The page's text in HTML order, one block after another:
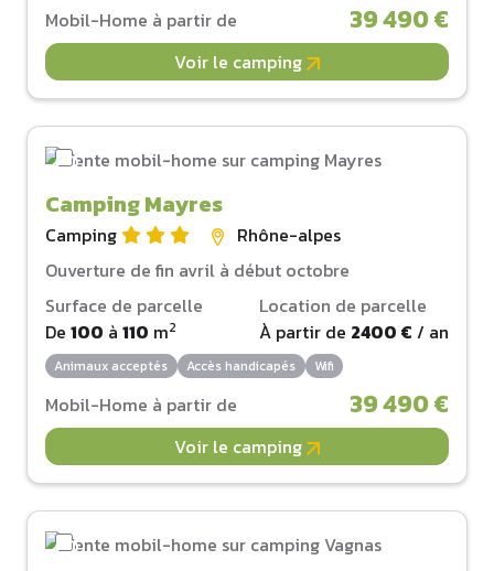
Mobil-Home à partir de 39 490 €
Voir le camping
Camping Mayres
Camping
Rhône-alpes
Ouverture de fin avril à début octobre
Surface de parcelle
De 100 à 110 m2
Location de parcelle
À partir de 2400 € / an
Animaux acceptés Accès handicapés Wifi
Mobil-Home à partir de 39 490 €
Voir le camping